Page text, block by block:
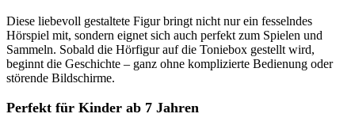
Diese liebevoll gestaltete Figur bringt nicht nur ein fesselndes
Hörspiel mit, sondern eignet sich auch perfekt zum Spielen und
Sammeln. Sobald die Hörfigur auf die Toniebox gestellt wird,
beginnt die Geschichte – ganz ohne komplizierte Bedienung oder
störende Bildschirme.
Perfekt für Kinder ab 7 Jahren